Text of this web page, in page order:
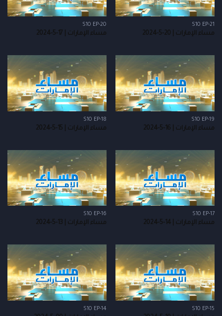
S10 EP-21
مساء الإمارات | 20-5-2024
S10 EP-20
مساء الإمارات | 17-5-2024
S10 EP-19
مساء الإمارات | 16-5-2024
S10 EP-18
مساء الإمارات | 15-5-2024
S10 EP-17
مساء الإمارات | 14-5-2024
S10 EP-16
مساء الإمارات | 13-5-2024
S10 EP-15
S10 EP-14